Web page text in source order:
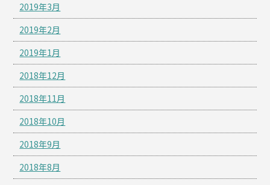
2019年3月
2019年2月
2019年1月
2018年12月
2018年11月
2018年10月
2018年9月
2018年8月